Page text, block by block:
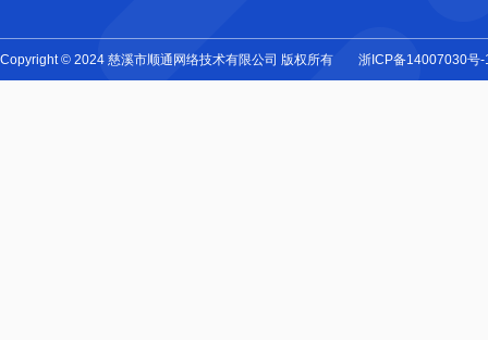
Copyright © 2024 慈溪市顺通网络技术有限公司 版权所有 浙ICP备14007030号-